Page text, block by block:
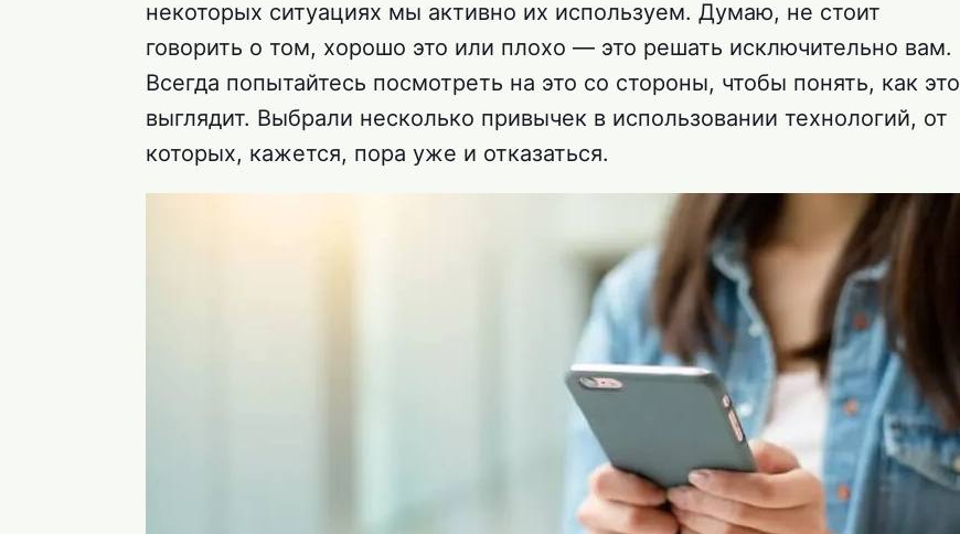
некоторых ситуациях мы активно их используем. Думаю, не стоит
говорить о том, хорошо это или плохо — это решать исключительно вам.
Всегда попытайтесь посмотреть на это со стороны, чтобы понять, как это
выглядит. Выбрали несколько привычек в использовании технологий, от
которых, кажется, пора уже и отказаться.